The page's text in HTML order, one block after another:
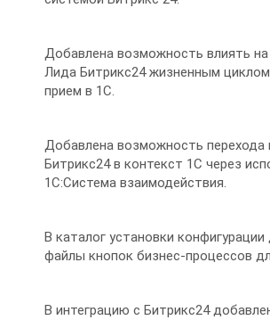
Добавлена возможность влиять
Лида Битрикс24 жизненным
прием в 1С.
Добавлена возможность перехода
Битрикс24 в контекст 1С через
1С:Система взаимодействия.
В каталог установки
файлы кнопок бизнес-процессов
В интеграцию с Битрикс24